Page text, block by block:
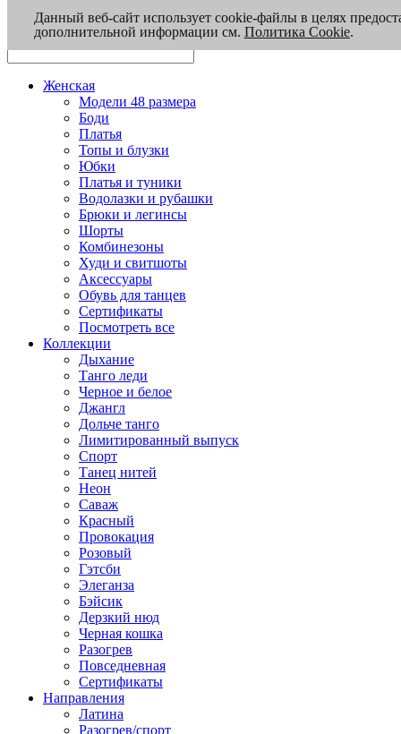
Женская
Модели 48 размера
Боди
Платья
Топы и блузки
Юбки
Платья и туники
Водолазки и рубашки
Брюки и легинсы
Шорты
Комбинезоны
Худи и свитшоты
Аксессуары
Обувь для танцев
Сертификаты
Посмотреть все
Коллекции
Дыхание
Танго леди
Черное и белое
Джангл
Дольче танго
Лимитированный выпуск
Спорт
Танец нитей
Неон
Саваж
Красный
Провокация
Розовый
Гэтсби
Элеганза
Бэйсик
Дерзкий нюд
Черная кошка
Разогрев
Повседневная
Сертификаты
Направления
Латина
Разогрев/спорт
Данный веб-сайт использует cookie-файлы в целях
дополнительной информации см. Политика Cookie.